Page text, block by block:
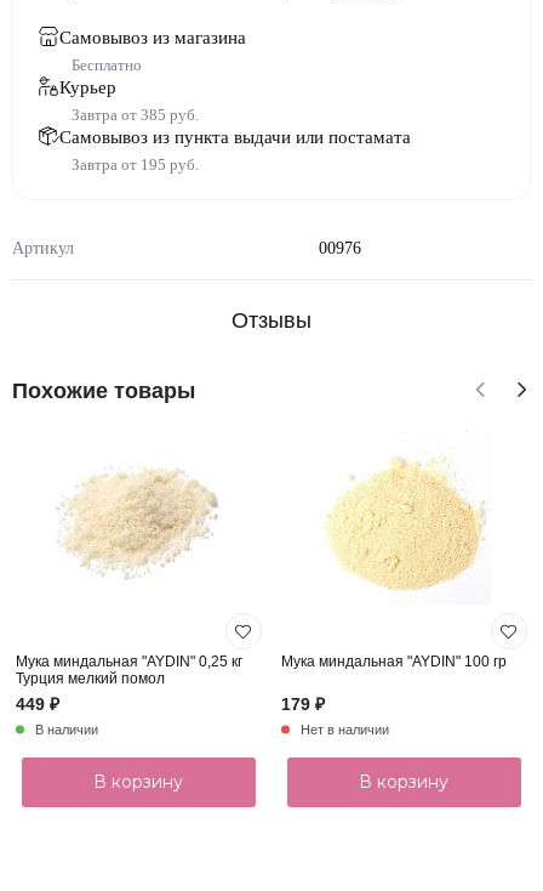
Артикул 00976
Самовывоз из магазина
Бесплатно
Курьер
Завтра от 385 руб.
Самовывоз из пункта выдачи или постамата
Завтра от 195 руб.
Отзывы
Похожие товары
Мука миндальная "AYDIN" 0,25 кг
Турция мелкий помол
449 ₽
В наличии
В корзину
Мука миндальная "AYDIN" 100 гр
179 ₽
Нет в наличии
В корзину